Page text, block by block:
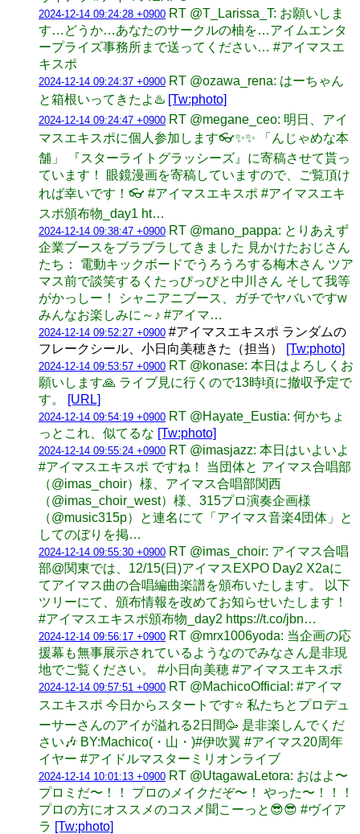
2024-12-14 09:24:28 +0900 RT @T_Larissa_T: お願いしま
す…どうか…あなたのサークルの柚を…アイムエンタ
ープライズ事務所まで送ってください… #アイマスエ
キスポ
2024-12-14 09:24:37 +0900 RT @ozawa_rena: はーちゃん
と箱根いってきたよ♨️ [Tw:photo]
2024-12-14 09:24:47 +0900 RT @megane_ceo: 明日、アイ
マスエキスポに個人参加します👓✨✨ 「んじゃめな本
舗」 『スターライトグラッシーズ』に寄稿させて貰っ
ています！ 眼鏡漫画を寄稿していますので、ご覧頂け
れば幸いです！👓 #アイマスエキスポ #アイマスエキ
スポ頒布物_day1 ht…
2024-12-14 09:38:47 +0900 RT @mano_pappa: とりあえず
企業ブースをブラブラしてきました 見かけたおじさん
たち： 電動キックボードでうろうろする梅木さん ツア
マス前で談笑するくたっぴっぴと中川さん そして我等
がかっしー！ シャニアニブース、ガチでヤバいですw
みんなお楽しみに～♪ #アイマ…
2024-12-14 09:52:27 +0900 #アイマスエキスポ ランダムの
フレークシール、小日向美穂きた（担当）
[Tw:photo]
2024-12-14 09:53:57 +0900 RT @konase: 本日はよろしくお
願いします🙏 ライブ見に行くので13時頃に撤収予定で
す。
[URL]
2024-12-14 09:54:19 +0900 RT @Hayate_Eustia: 何かちょ
っとこれ、似てるな [Tw:photo]
2024-12-14 09:55:24 +0900 RT @imasjazz: 本日はいよいよ
#アイマスエキスポ ですね！ 当団体と アイマス合唱部
（@imas_choir）様、アイマス合唱部関西
（@imas_choir_west）様、315プロ演奏企画様
（@music315p）と連名にて「アイマス音楽4団体」と
してのぼりを掲…
2024-12-14 09:55:30 +0900 RT @imas_choir: アイマス合唱
部@関東では、12/15(日)アイマスEXPO Day2 X2aに
てアイマス曲の合唱編曲楽譜を頒布いたします。 以下
ツリーにて、頒布情報を改めてお知らせいたします！
#アイマスエキスポ頒布物_day2 https://t.co/jbn…
2024-12-14 09:56:17 +0900 RT @mrx1006yoda: 当企画の応
援幕も無事展示されているようなのでみなさん是非現
地でご覧ください。 #小日向美穂 #アイマスエキスポ
2024-12-14 09:57:51 +0900 RT @MachicoOfficial: #アイマ
スエキスポ 今日からスタートです⭐ 私たちとプロデュ
ーサーさんのアイが溢れる2日間🥳 是非楽しんでくだ
さい🎶 BY:Machico(・山・)#伊吹翼 #アイマス20周年
イヤー #アイドルマスターミリオンライブ
2024-12-14 10:01:13 +0900 RT @UtagawaLetora: おはよ〜
プロミだ〜！！ プロのメイクだぞ〜！ やった〜！！！
プロの方にオススメのコスメ聞こーっと😎😎 #ヴイア
ラ [Tw:photo]